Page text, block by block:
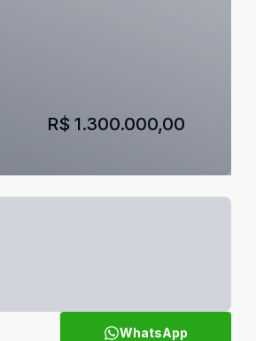
R$ 1.300.000,00
WhatsApp